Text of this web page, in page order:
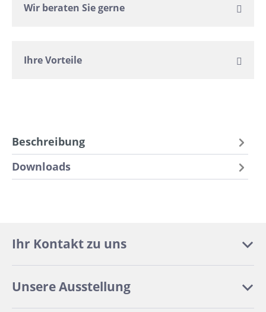
Wir beraten Sie gerne
Ihre Vorteile
Beschreibung
Downloads
Ihr Kontakt zu uns
Unsere Ausstellung